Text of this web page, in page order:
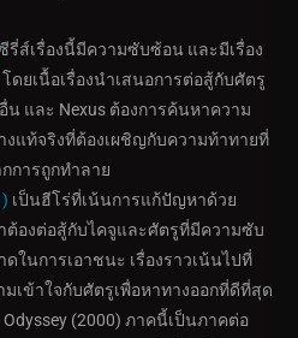
รี่ส์เรื่องนี้มีความซับซ้อน และมีเรื่อง
ดยเนื้อเรื่องนำเสนอการต่อสู้กับศัตรู
และ Nexus ต้องการค้นหาความ
งแท้จริงที่ต้องเผชิญกับความท้าทายที่
การถูกทำลาย
เป็นฮีโร่ที่เน้นการแก้ปัญหาด้วย
ต้องต่อสู้กับไคจูและศัตรูที่มีความซับ
ในการเอาชนะ เรื่องราวเน้นไปที่
เข้าใจกับศัตรูเพื่อหาทางออกที่ดีที่สุด
Odyssey (2000) ภาคนี้เป็นภาคต่อ